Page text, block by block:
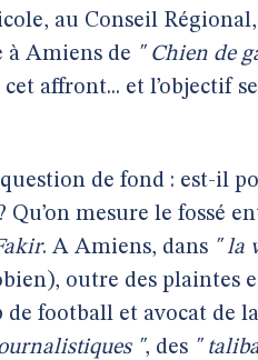
au Conseil
à Amiens de " Chien de
affront... et l’objectif
de fond : est-il
mesure le fossé
. A Amiens, dans " la
outre des plaintes
football et avocat de
", des "